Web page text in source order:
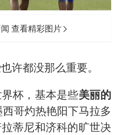
查看精彩图片
许都没那么重要。
杯，基本是些美丽的
哥灼热艳阳下马拉多
蒂尼和济科的旷世决